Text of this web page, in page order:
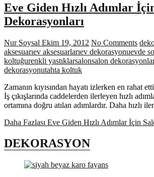
Eve Giden Hızlı Adımlar
Dekorasyonları
Nur Soysal Ekim 19, 2012 No Comments
aksesuarıev aksesuarlarıev dekorasyonuevde
koltuğurenkli yastıklarsalonsalon
dekorasyonutahta koltuk
Zamanın kıyısından hayatı izlerken en rahat
İş çıkışlarında caddelerden ilerleyen hızlı
ortamına doğru atılan adımlardır. Daha hızlı
Daha Fazlası Eve Giden Hızlı Adımlar İçin
DEKORASYON